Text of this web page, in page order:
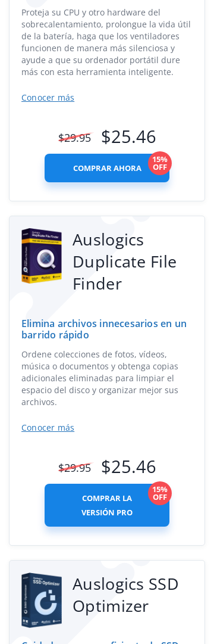
Proteja su CPU y otro hardware del
sobrecalentamiento, prolongue la vida útil
de la batería, haga que los ventiladores
funcionen de manera más silenciosa y
ayude a que su ordenador portátil dure
más con esta herramienta inteligente.
Conocer más
$29.95 $25.46
COMPRAR AHORA
15%
OFF
Auslogics
Duplicate File
Finder
Elimina archivos innecesarios en un
barrido rápido
Ordene colecciones de fotos, vídeos,
música o documentos y obtenga copias
adicionales eliminadas para limpiar el
espacio del disco y organizar mejor sus
archivos.
Conocer más
$29.95 $25.46
COMPRAR LA
VERSIÓN PRO
15%
OFF
Auslogics SSD
Optimizer